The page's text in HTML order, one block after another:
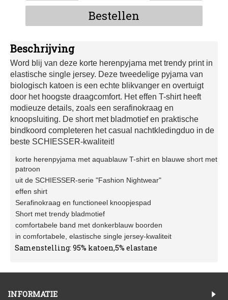
Bestellen
Beschrijving
Word blij van deze korte herenpyjama met trendy print in
elastische single jersey. Deze tweedelige pyjama van
biologisch katoen is een echte blikvanger en overtuigt
door het hoogste draagcomfort. Het effen T-shirt heeft
modieuze details, zoals een serafinokraag en
knoopsluiting. De short met bladmotief en praktische
bindkoord completeren het casual nachtkledingduo in de
beste SCHIESSER-kwaliteit!
korte herenpyjama met aquablauw T-shirt en blauwe short met
patroon
uit de SCHIESSER-serie "Fashion Nightwear"
effen shirt
Serafinokraag en functioneel knoopjespad
Short met trendy bladmotief
comfortabele band met donkerblauw boorden
in comfortabele, elastische single jersey-kwaliteit
Samenstelling: 95% katoen,5% elastane
INFORMATIE